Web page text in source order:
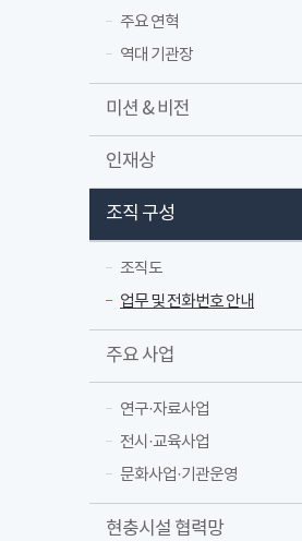
주요 연혁
역대 기관장
미션 & 비전
인재상
조직 구성
조직도
업무 및 전화번호 안내
주요 사업
연구·자료사업
전시·교육사업
문화사업·기관운영
현충시설 협력망